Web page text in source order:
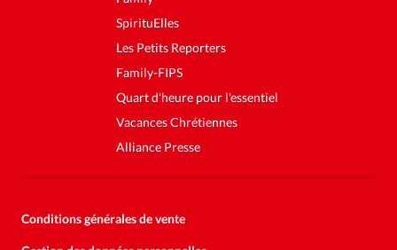
SpirituElles
Les Petits Reporters
Family-FIPS
Quart d'heure pour l'essentiel
Vacances Chrétiennes
Alliance Presse
Conditions générales de vente